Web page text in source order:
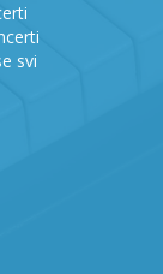
svi